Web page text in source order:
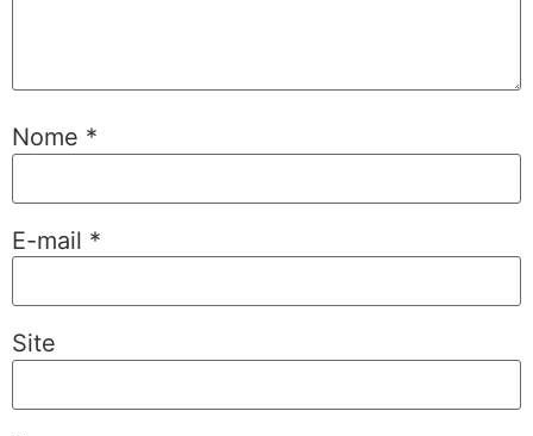
Nome *
E-mail *
Site